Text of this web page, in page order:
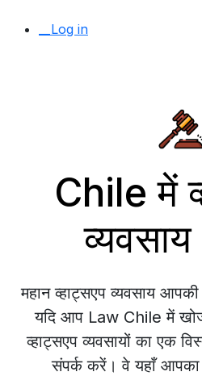
__Log in
Chile में
महान व्हाट्सएप व्यवसाय
यदि आप Law Chile में
व्हाट्सएप व्यवसायों का एक
संपर्क करें। वे यहाँ